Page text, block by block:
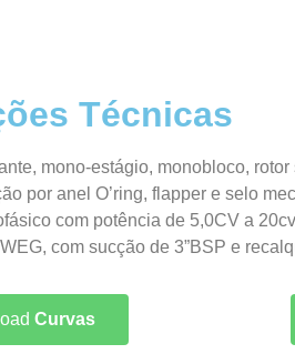
Técnicas
mono-estágio, monobloco,
por anel O’ring, flapper e selo
com potência de 5,0CV a
com sucção de 3”BSP e
Curvas